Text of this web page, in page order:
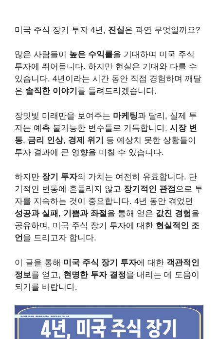
미국 주식 장기 투자 4년, 진실 은 과연 무엇일까요?
많은 사람들이 높은 수익률을 기대하며 미국 주식
투자에 뛰어듭니다. 하지만 현실은 기대와 다를 수
있습니다. 4년이라는 시간 동안 직접 경험하며 깨달
은 솔직한 이야기 를 들려드리겠습니다.
장밋빛 미래만을 보여주는 마케팅과 달리, 실제 투
자는 예측 불가능한 변수들로 가득합니다. 시장 변
동, 금리 인상, 경제 위기
등 예상치 못한 상황들이
투자 결과에 큰 영향을 미칠 수 있습니다.
하지만 장기 투자의 가치는 여전히 유효합니다. 단
기적인 변동에 흔들리지 않고 장기적인 관점 으로 투
자를 지속하는 것이 중요합니다. 4년 동안 겪었던
성공과 실패 , 기쁨과 좌절을 통해 얻은 값진 경험을
공유하며, 미국 주식 장기 투자에 대한 현실적인 조
언을 드리고자 합니다.
이 글을 통해 미국 주식 장기 투자에 대한 객관적인
정보를 얻고, 현명한 투자 결정을 내리는 데 도움이
되기를 바랍니다.